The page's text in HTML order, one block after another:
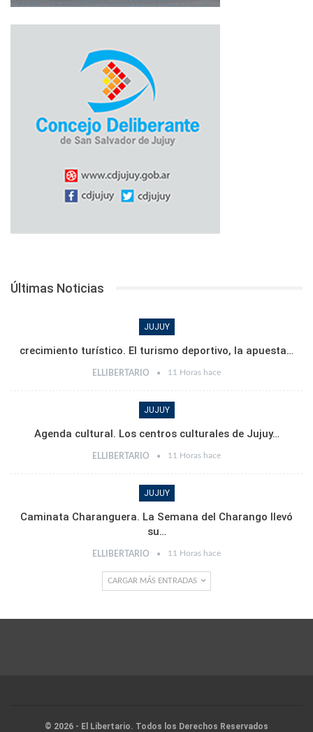
Últimas Noticias
JUJUY
crecimiento turístico. El turismo deportivo, la apuesta…
ELLIBERTARIO 11 Horas hace
JUJUY
Agenda cultural. Los centros culturales de Jujuy…
ELLIBERTARIO 11 Horas hace
JUJUY
Caminata Charanguera. La Semana del Charango llevó
su…
ELLIBERTARIO 11 Horas hace
CARGAR MÁS ENTRADAS
© 2026 - El Libertario. Todos los Derechos Reservados